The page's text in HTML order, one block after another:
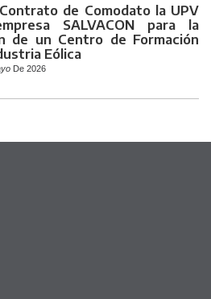
de Comodato la UPV
SALVACON para la
de un Centro de Formación
Eólica
De 2026